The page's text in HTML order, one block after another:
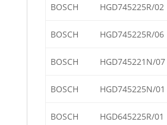
BOSCH HGD745225R/02
BOSCH HGD745225R/06
BOSCH HGD745221N/07
BOSCH HGD745225N/01
BOSCH HGD645225R/01